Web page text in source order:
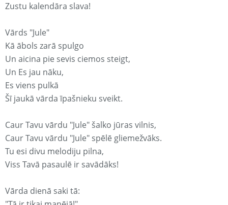
Zustu kalendāra slava!
Vārds "Jule"
Kā ābols zarā spulgo
Un aicina pie sevis ciemos steigt,
Un Es jau nāku,
Es viens pulkā
Šī jaukā vārda īpašnieku sveikt.
Caur Tavu vārdu "Jule" šalko jūras vilnis,
Caur Tavu vārdu "Jule" spēlē gliemežvāks.
Tu esi divu melodiju pilna,
Viss Tavā pasaulē ir savādāks!
Vārda dienā saki tā: